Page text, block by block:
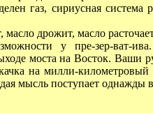
газ, сириусная система
дрожит, масло
у пре-зер-ват-
моста на Восток. Ваши
на милли-
мысль поступает